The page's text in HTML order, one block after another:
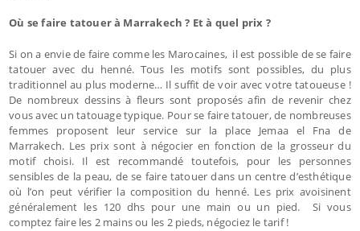
Où se faire tatouer à Marrakech ? Et à quel prix ?
Si on a envie de faire comme les Marocaines, il est possible de se faire
tatouer avec du henné. Tous les motifs sont possibles, du plus
traditionnel au plus moderne… Il suffit de voir avec votre tatoueuse !
De nombreux dessins à fleurs sont proposés afin de revenir chez
vous avec un tatouage typique. Pour se faire tatouer, de nombreuses
femmes proposent leur service sur la place Jemaa el Fna de
Marrakech. Les prix sont à négocier en fonction de la grosseur du
motif choisi. Il est recommandé toutefois, pour les personnes
sensibles de la peau, de se faire tatouer dans un centre d’esthétique
où l’on peut vérifier la composition du henné. Les prix avoisinent
généralement les 120 dhs pour une main ou un pied. Si vous
comptez faire les 2 mains ou les 2 pieds, négociez le tarif !